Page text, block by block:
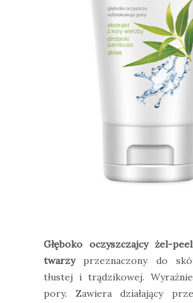
Głęboko oczyszczajcy żel-
twarzyprzeznaczony do
tłustej i trądzikowej.
pory. Zawiera działający